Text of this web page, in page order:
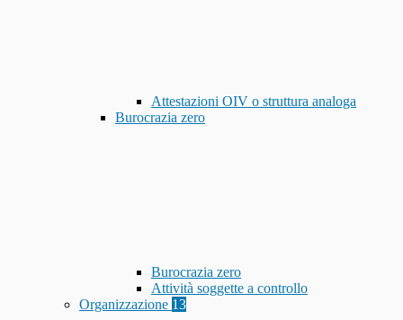
Attestazioni OIV o struttura analoga
Burocrazia zero
Burocrazia zero
Attività soggette a controllo
Organizzazione 13